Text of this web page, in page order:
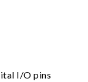
I/O pins